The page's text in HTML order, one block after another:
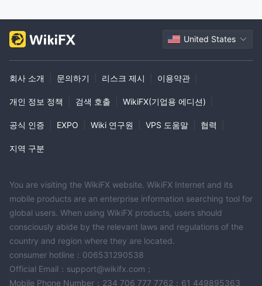
United States
회사 소개 문의하기 리스크 제시 이용약관
개인 정보 정책 검색 호출 WikiFX(기업용 에디션)
공식 인증 EXPO Wiki 연구원 VPS 도움말 협력
지역 구분
You are visiting the WikiFX website. WikiFX Internet and its
mobile products are an enterprise information searching tool for
global users. When using WikiFX products, users should
consciously abide by the relevant laws and regulations of the
country and region where they are located.
consumer hotline：006531290538
Official Email：support@wikifx.com；
Mobile Phone Number：234 706 777 7762；61 449895363